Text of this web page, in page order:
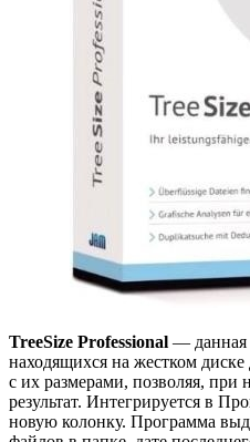
TreeSize Professional — данная
находящихся на жестком диске
с их размерами, позволяя, при
результат. Интегрируется в
новую колонку. Программа